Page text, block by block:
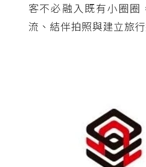
客不必融入既有小圈圈
流、結伴拍照與建立旅行